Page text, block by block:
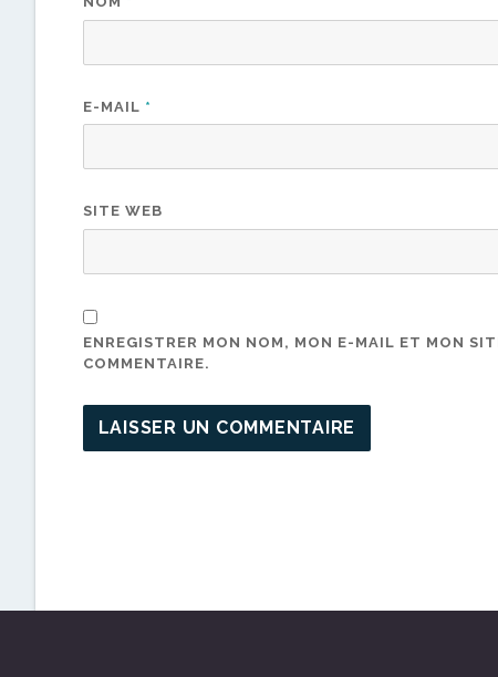
E-MAIL *
SITE WEB
ENREGISTRER MON NOM, MON E-MAIL ET MON
COMMENTAIRE.